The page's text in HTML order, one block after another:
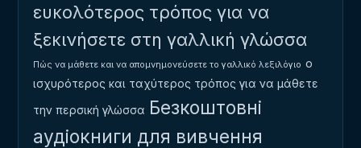
ευκολότερος τρόπος για να
ξεκινήσετε στη γαλλική γλώσσα
Πώς να μάθετε και να απομνημονεύσετε το γαλλικό λεξιλόγιο ο
ισχυρότερος και ταχύτερος τρόπος για να μάθετε
την περσική γλώσσα Безкоштовні
аудіокниги для вивчення